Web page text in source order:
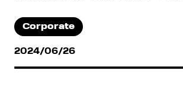
Corporate
2024/06/26